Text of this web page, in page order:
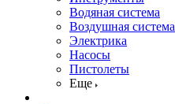
Водяная система
Воздушная система
Электрика
Насосы
Пистолеты
Еще